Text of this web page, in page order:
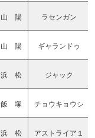
山 陽 ラセンガン
山 陽 ギャランドゥ
浜 松 ジャック
飯 塚 チョウキョウシ
浜 松 アストライア１